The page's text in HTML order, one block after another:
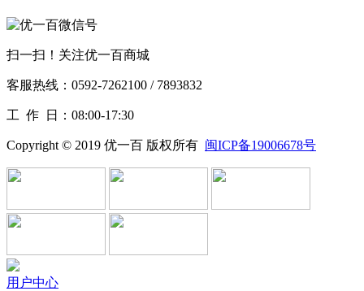
扫一扫！关注优一百商城
客服热线：0592-7262100 / 7893832
工作 日：08:00-17:30
Copyright © 2019 优一百 版权所有 闽ICP备19006678号
用户中心